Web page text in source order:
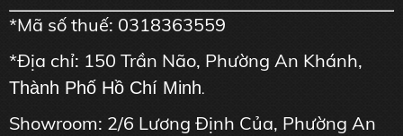
*Mã số thuế: 0318363559
*Địa chỉ: 150 Trần Não, Phường An Khánh,
Thành Phố Hồ Chí Minh.
Showroom: 2/6 Lương Định Của, Phường An